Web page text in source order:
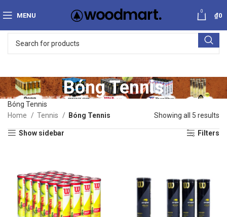
MENU
0
₫0
Bóng Tennis
Bóng Tennis
Home
Tennis Bóng Tennis Showing all 5 results
Show sidebar Filters